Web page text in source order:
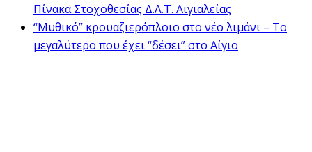
Πίνακα Στοχοθεσίας Δ.Λ.Τ. Αιγιαλείας
“Μυθικό” κρουαζιερόπλοιο στο νέο λιμάνι – Το
μεγαλύτερο που έχει “δέσει” στο Αίγιο